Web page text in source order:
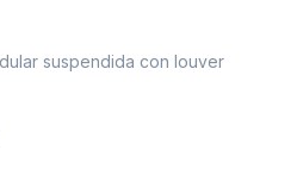
suspendida con louver